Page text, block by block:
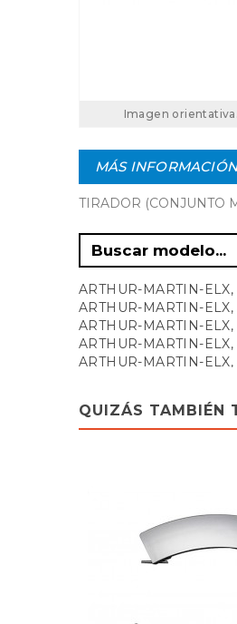
Imagen
MÁS INFORMACIÓN
TIRADOR (CONJUNTO
ARTHUR-MARTIN-
ARTHUR-MARTIN-ELX,
ARTHUR-MARTIN-
ARTHUR-MARTIN-ELX,
ARTHUR-MARTIN-
ARTHUR-MARTIN-ELX,
ARTHUR-MARTIN-
ARTHUR-MARTIN-
ELECTROLUX,
ELECTROLUX, EWF805
ELECTROLUX, EWF831
QUIZÁS TAMBIÉN